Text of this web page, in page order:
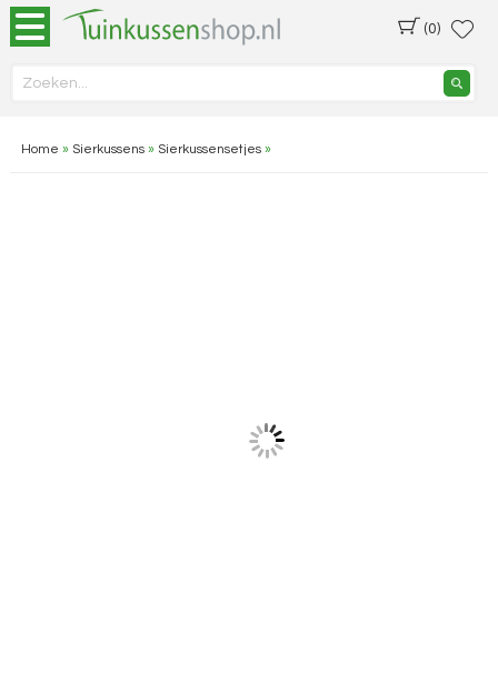
(0)
Home » Sierkussens» Sierkussensetjes»